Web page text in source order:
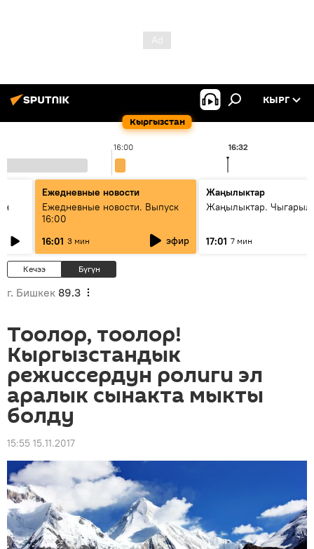
Кыргызстан
КЫРГ
16:00 16:32
Ежедневные новости
Ежедневные новости. Выпуск
16:00
16:01 3 мин эфир
Жаңылыктар
Жаңылыктар.
17:01 7 мин
Кечээ Бүгүн
г. Бишкек 89.3
Тоолор, тоолор!
Кыргызстандык
режиссердун ролиги эл
аралык сынакта мыкты
болду
15:55 15.11.2017